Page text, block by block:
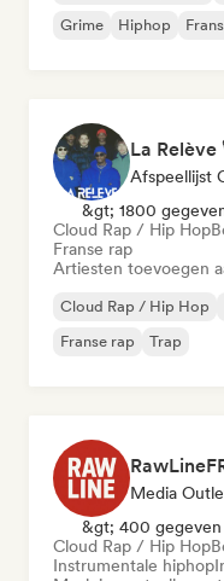
Grime
Hiphop
Afspeellijst
&gt; 1800
Cloud Rap / Hip Hop
Franse rap
Artiesten toevoegen
Cloud Rap / Hip Hop
Franse rap
Trap
Media
&gt; 400
Cloud Rap / Hip Hop
Instrumentale hiphop